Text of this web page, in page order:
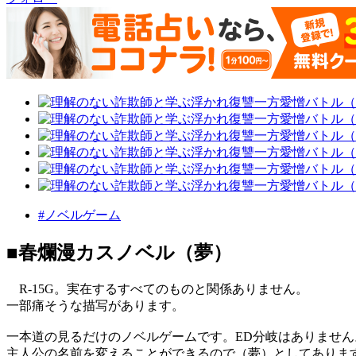
#ノベルゲーム
■春爛漫カスノベル（夢）
R-15G。実在するすべてのものと関係ありません。
一部痛そうな描写があります。
一本道の見るだけのノベルゲームです。ED分岐はありませ
主人公の名前を変えることができるので（夢）としてありま